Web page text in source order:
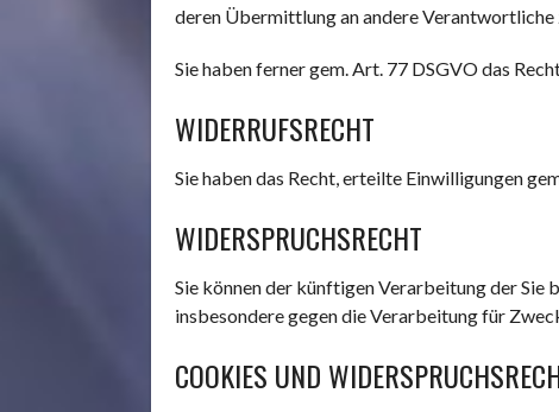
deren Übermittlung an andere Verantwortliche
Sie haben ferner gem. Art. 77 DSGVO das
WIDERRUFSRECHT
Sie haben das Recht, erteilte Einwilligungen
WIDERSPRUCHSRECHT
Sie können der künftigen Verarbeitung der
insbesondere gegen die Verarbeitung für
COOKIES UND